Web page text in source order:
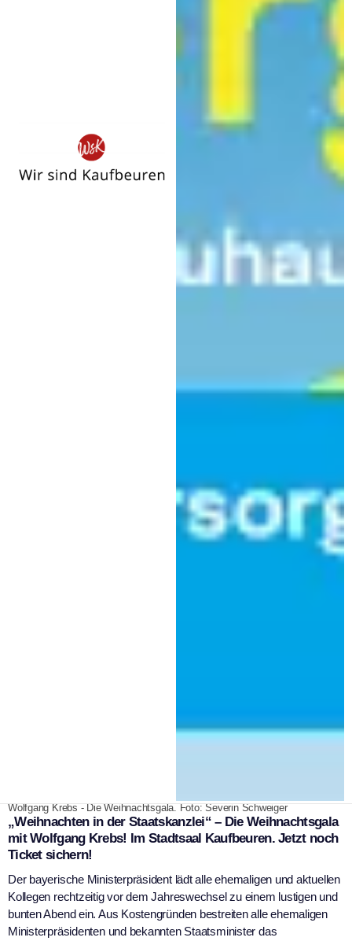
Wolfgang Krebs: Weihnachten in
der Staatskanzlei am 17.12.2024
Wolfgang Krebs - Die Weihnachtsgala. Foto: Severin Schweiger
„Weihnachten in der Staatskanzlei“ – Die Weihnachtsgala
mit Wolfgang Krebs! Im Stadtsaal Kaufbeuren. Jetzt noch
Ticket sichern!
Der bayerische Ministerpräsident lädt alle ehemaligen und aktuellen
Kollegen rechtzeitig vor dem Jahreswechsel zu einem lustigen und
bunten Abend ein. Aus Kostengründen bestreiten alle ehemaligen
Ministerpräsidenten und bekannten Staatsminister das